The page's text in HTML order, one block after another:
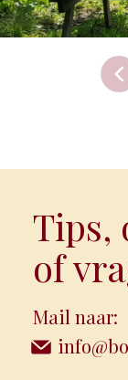
Tips,
of
Mail naar: